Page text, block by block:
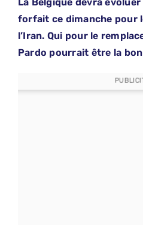
forfait ce dimanche pour
l’Iran. Qui pour le
Pardo pourrait être la